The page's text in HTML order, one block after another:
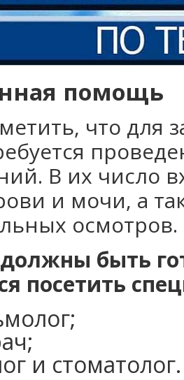
помощь
что
В их число
и мочи, а
осмотров.
быть
посетить
и стоматолог.